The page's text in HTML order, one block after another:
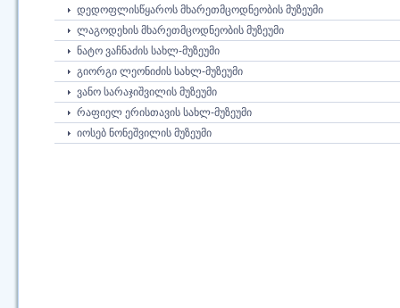
ᲓᲔᲓᲝᲤᲚᲘᲡᲬᲧᲐᲠᲝᲡ ᲛᲮᲐᲠᲔᲗᲛᲪᲝᲓᲜᲔᲝᲑᲘᲡ ᲛᲣᲖᲔᲣᲛᲘ
ᲚᲐᲒᲝᲓᲔᲮᲘᲡ ᲛᲮᲐᲠᲔᲗᲛᲪᲝᲓᲜᲔᲝᲑᲘᲡ ᲛᲣᲖᲔᲣᲛᲘ
ᲜᲐᲢᲝ ᲕᲐᲩᲜᲐᲫᲘᲡ ᲡᲐᲮᲚ-ᲛᲣᲖᲔᲣᲛᲘ
ᲒᲘᲝᲠᲒᲘ ᲚᲔᲝᲜᲘᲫᲘᲡ ᲡᲐᲮᲚ-ᲛᲣᲖᲔᲣᲛᲘ
ᲕᲐᲜᲝ ᲡᲐᲠᲐᲯᲘᲨᲕᲘᲚᲘᲡ ᲛᲣᲖᲔᲣᲛᲘ
ᲠᲐᲤᲘᲔᲚ ᲔᲠᲘᲡᲗᲐᲕᲘᲡ ᲡᲐᲮᲚ-ᲛᲣᲖᲔᲣᲛᲘ
ᲘᲝᲡᲔᲑ ᲜᲝᲜᲔᲨᲕᲘᲚᲘᲡ ᲛᲣᲖᲔᲣᲛᲘ